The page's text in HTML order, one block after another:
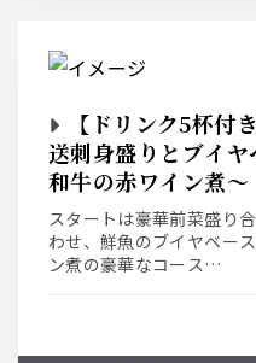
【ドリンク5杯付
送刺身盛りとブイ
和牛の赤ワイン煮～
スタートは豪華前菜盛り
わせ、鮮魚のブイヤベー
ン煮の豪華なコース